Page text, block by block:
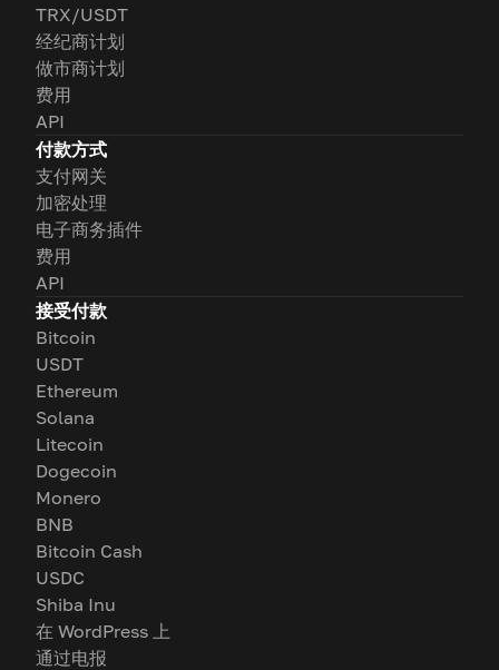
TRX/USDT
经纪商计划
做市商计划
费用
API
付款方式
支付网关
加密处理
电子商务插件
费用
API
接受付款
Bitcoin
USDT
Ethereum
Solana
Litecoin
Dogecoin
Monero
BNB
Bitcoin Cash
USDC
Shiba Inu
在 WordPress 上
通过电报